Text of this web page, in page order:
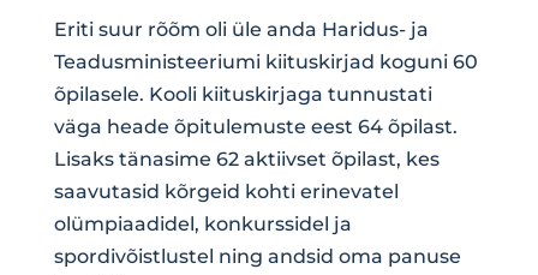
Eriti suur rõõm oli üle anda Haridus- ja
Teadusministeeriumi kiituskirjad koguni 60
õpilasele. Kooli kiituskirjaga tunnustati
väga heade õpitulemuste eest 64 õpilast.
Lisaks tänasime 62 aktiivset õpilast, kes
saavutasid kõrgeid kohti erinevatel
olümpiaadidel, konkurssidel ja
spordivõistlustel ning andsid oma panuse